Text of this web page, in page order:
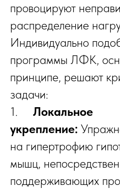
провоцируют
распределение
Индивидуально
программы ЛФК,
принципе, решают
задачи:
1. Локальное
укрепление:
на гипертрофию
мышц,
поддерживающих